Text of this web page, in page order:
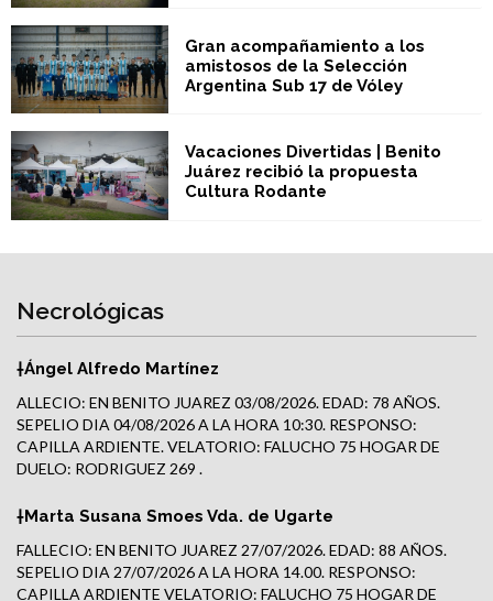
Gran acompañamiento a los
amistosos de la Selección
Argentina Sub 17 de Vóley
Vacaciones Divertidas | Benito
Juárez recibió la propuesta
Cultura Rodante
Necrológicas
†Ángel Alfredo Martínez
ALLECIO: EN BENITO JUAREZ 03/08/2026. EDAD: 78 AÑOS.
SEPELIO DIA 04/08/2026 A LA HORA 10:30. RESPONSO:
CAPILLA ARDIENTE. VELATORIO: FALUCHO 75 HOGAR DE
DUELO: RODRIGUEZ 269 .
†Marta Susana Smoes Vda. de Ugarte
FALLECIO: EN BENITO JUAREZ 27/07/2026. EDAD: 88 AÑOS.
SEPELIO DIA 27/07/2026 A LA HORA 14.00. RESPONSO:
CAPILLA ARDIENTE VELATORIO: FALUCHO 75 HOGAR DE